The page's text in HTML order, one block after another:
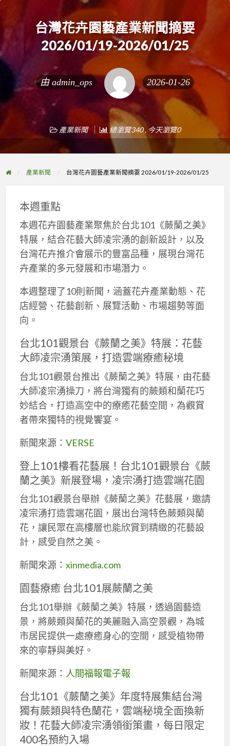
台灣花卉園藝產業新聞摘要
2026/01/19-2026/01/25
由 admin_ops 2026-01-26
產業新聞 總瀏覽340 , 今天瀏覽0
產業新聞 台灣花卉園藝產業新聞摘要 2026/01/19-2026/01/25
本週重點
本週花卉園藝產業聚焦於台北101《蕨蘭之美》
特展，結合花藝大師凌宗湧的創新設計，以及
台灣花卉推介會展示的豐富品種，展現台灣花
卉產業的多元發展和市場潛力。
本週整理了10則新聞，涵蓋花卉產業動態、花
店經營、花藝創新、展覽活動、市場趨勢等面
向。
台北101觀景台《蕨蘭之美》特展：花藝
大師凌宗湧策展，打造雲端療癒秘境
台北101觀景台推出《蕨蘭之美》特展，由花藝
大師凌宗湧操刀，將台灣獨有的蕨類和蘭花巧
妙結合，打造高空中的療癒花藝空間，為觀賞
者帶來獨特的視覺饗宴。
新聞來源： VERSE
登上101樓看花藝展！台北101觀景台《蕨
蘭之美》新展登場，凌宗湧打造雲端花園
台北101觀景台舉辦《蕨蘭之美》花藝展，邀請
凌宗湧打造雲端花園，展出台灣特色蕨類與蘭
花，讓民眾在高樓層也能欣賞到精緻的花藝設
計，感受自然之美。
新聞來源： xinmedia.com
園藝療癒 台北101展蕨蘭之美
台北101舉辦《蕨蘭之美》特展，透過園藝造
景，將蕨類與蘭花的美麗融入高空景觀，為城
市居民提供一處療癒身心的空間，感受植物帶
來的寧靜與美好。
新聞來源： 人間福報電子報
台北101《蕨蘭之美》年度特展集結台灣
獨有蕨類與特色蘭花，雲端秘境全面換新
妝！花藝大師凌宗湧領銜策畫，每日限定
400名預約入場